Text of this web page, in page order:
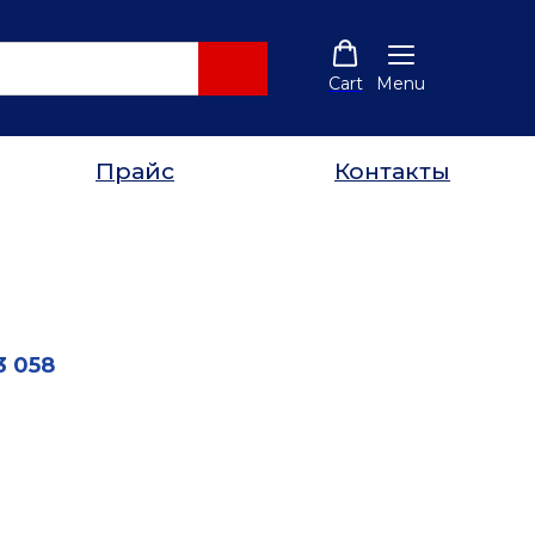
Cart Menu
Прайс Контакты
058